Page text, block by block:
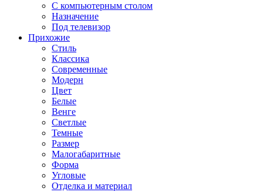
С компьютерным столом
Назначение
Под телевизор
Прихожие
Стиль
Классика
Современные
Модерн
Цвет
Белые
Венге
Светлые
Темные
Размер
Малогабаритные
Форма
Угловые
Отделка и материал